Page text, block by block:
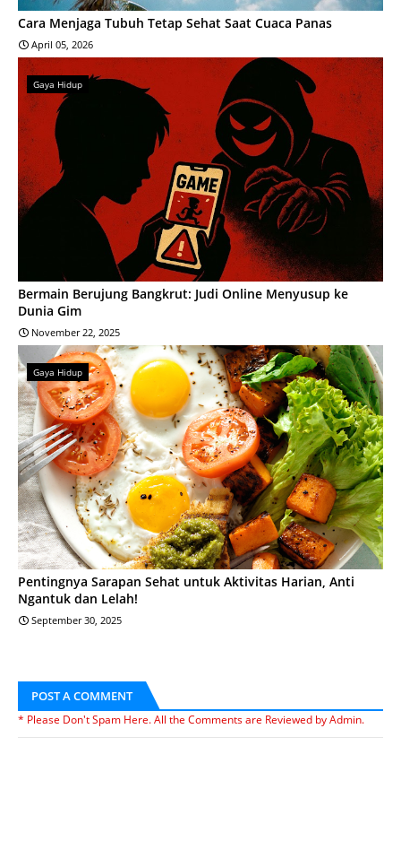
Cara Menjaga Tubuh Tetap Sehat Saat Cuaca Panas
April 05, 2026
Gaya Hidup
Bermain Berujung Bangkrut: Judi Online Menyusup ke
Dunia Gim
November 22, 2025
Gaya Hidup
Pentingnya Sarapan Sehat untuk Aktivitas Harian, Anti
Ngantuk dan Lelah!
September 30, 2025
POST A COMMENT
* Please Don't Spam Here. All the Comments are Reviewed by Admin.